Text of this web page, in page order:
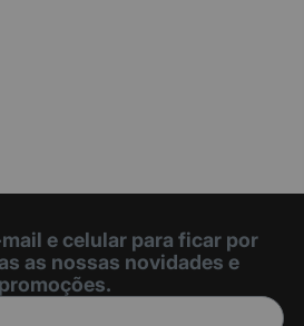
e celular para ficar por
as nossas novidades e
promoções.